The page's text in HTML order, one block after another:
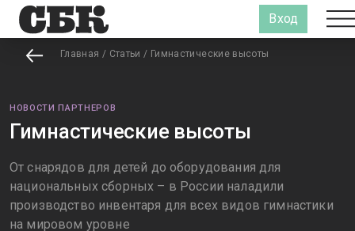
Вход
Главная / Статьи / Гимнастические высоты
НОВОСТИ ПАРТНЕРОВ
Гимнастические высоты
От снарядов для детей до оборудования для
национальных сборных – в России наладили
производство инвентаря для всех видов гимнастики
на мировом уровне